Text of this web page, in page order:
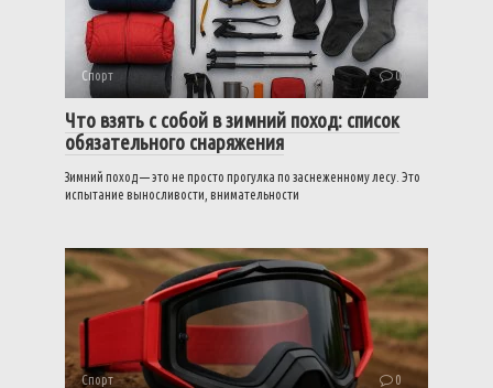
Спорт 0
Что взять с собой в зимний поход: список
обязательного снаряжения
Зимний поход — это не просто прогулка по заснеженному лесу. Это
испытание выносливости, внимательности
Спорт 0